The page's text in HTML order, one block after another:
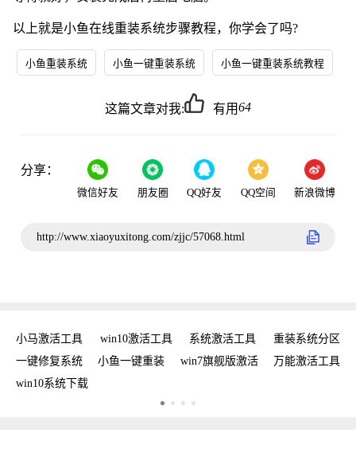
以上就是小鱼在线重装系统步骤教程，你学会了吗?
小鱼重装系统 小鱼一键重装系统 小鱼一键重装系统教程
这篇文章对我: 有用64
分享：
微信好友 朋友圈 QQ好友 QQ空间 新浪微博
http://www.xiaoyuxitong.com/zjjc/57068.html
小马激活工具 win10激活工具 系统激活工具
重装系统分区
一键修复系统
小鱼一键重装 win7旗舰版激活
万能激活工具
win10系统下载